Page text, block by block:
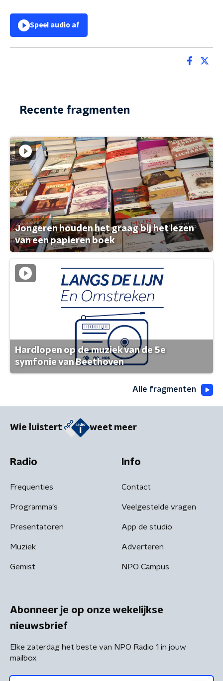
Speel audio af
Recente fragmenten
Jongeren houden het graag bij het lezen
van een papieren boek
Hardlopen op de muziek van de 5e
symfonie van Beethoven
Alle fragmenten
Wie luistert weet meer
Radio
Frequenties
Programma's
Presentatoren
Muziek
Gemist
Info
Contact
Veelgestelde vragen
App de studio
Adverteren
NPO Campus
Abonneer je op onze wekelijkse
nieuwsbrief
Elke zaterdag het beste van NPO Radio 1 in jouw
mailbox